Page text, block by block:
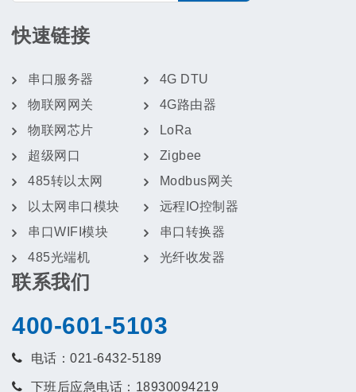
快速链接
串口服务器
物联网网关
物联网芯片
超级网口
485转以太网
以太网串口模块
串口WIFI模块
485光端机
4G DTU
4G路由器
LoRa
Zigbee
Modbus网关
远程IO控制器
串口转换器
光纤收发器
联系我们
400-601-5103
电话：021-6432-5189
下班后应急电话：18930094219